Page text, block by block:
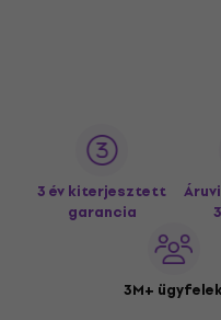
3 év kiterjesztett
garancia
3M+